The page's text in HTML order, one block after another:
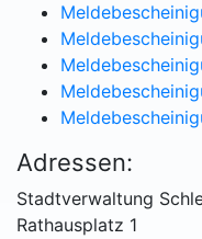
Adressen:
Stadtverwaltung
Rathausplatz 1